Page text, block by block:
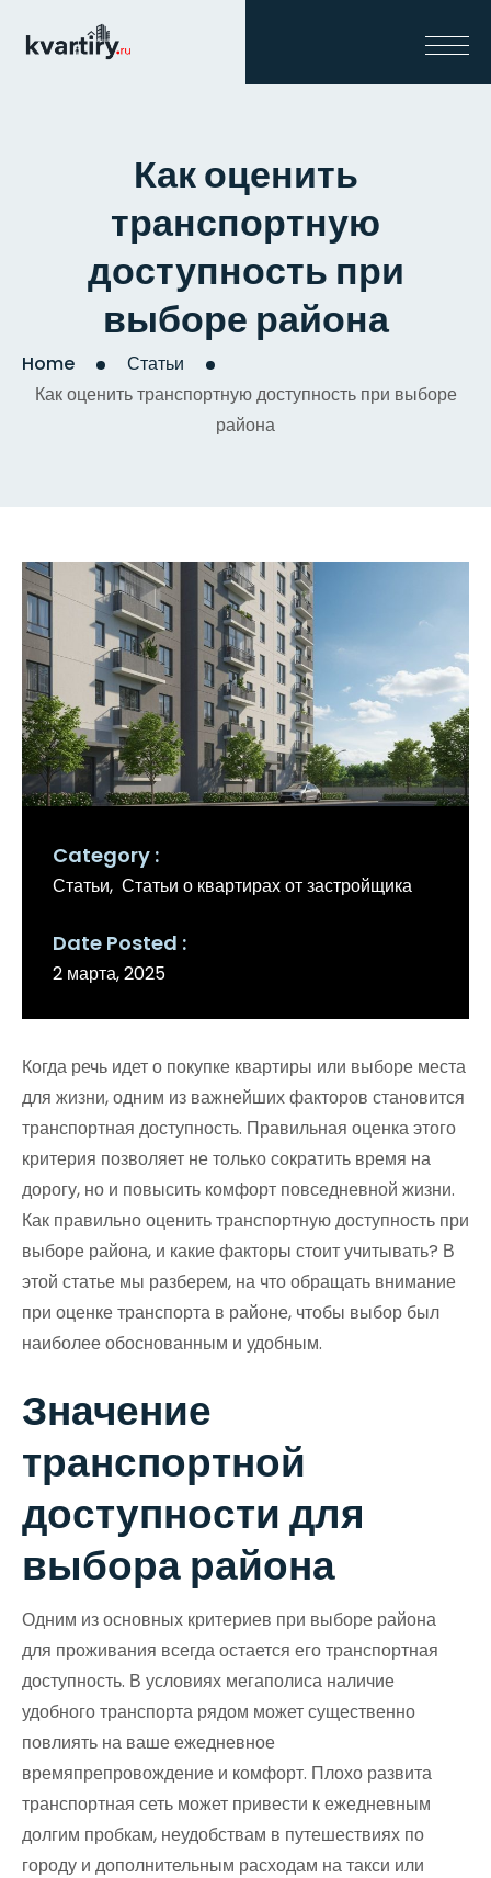
Как оценить
транспортную
доступность при
выборе района
Home
Статьи
Как оценить транспортную доступность при выборе
района
Category
Статьи Статьи о квартирах от застройщика
Date Posted
2 марта, 2025
Когда речь идет о покупке квартиры или выборе места
для жизни, одним из важнейших факторов становится
транспортная доступность. Правильная оценка этого
критерия позволяет не только сократить время на
дорогу, но и повысить комфорт повседневной жизни.
Как правильно оценить транспортную доступность при
выборе района, и какие факторы стоит учитывать? В
этой статье мы разберем, на что обращать внимание
при оценке транспорта в районе, чтобы выбор был
наиболее обоснованным и удобным.
Значение
транспортной
доступности для
выбора района
Одним из основных критериев при выборе района
для проживания всегда остается его транспортная
доступность. В условиях мегаполиса наличие
удобного транспорта рядом может существенно
повлиять на ваше ежедневное
времяпрепровождение и комфорт. Плохо развита
транспортная сеть может привести к ежедневным
долгим пробкам, неудобствам в путешествиях по
городу и дополнительным расходам на такси или